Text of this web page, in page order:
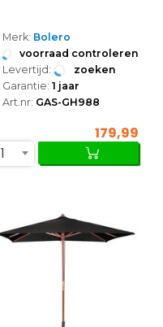
Merk: Bolero
voorraad controleren
Levertijd: zoeken
Garantie: 1 jaar
Art.nr: GAS-GH988
179,99
1